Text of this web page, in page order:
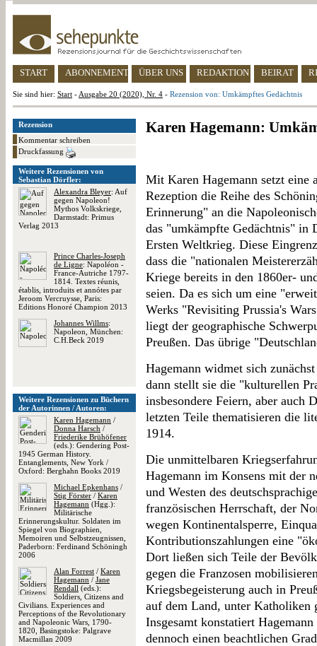
START ABONNEMENT ÜBER UNS REDAKTION BEIRAT
Sie sind hier: Start - Ausgabe 20 (2020), Nr. 4 - Rezension von: Umkämpftes Gedächtnis
Rezension
Kommentar schreiben
Druckfassung
Weitere Rezensionen von
Sebastian Dörfler:
Alexandra Bleyer: Auf
gegen Napoleon!
Mythos Volkskriege,
Darmstadt: Primus
Verlag 2013
Prince Charles-Joseph
de Ligne: Napoléon -
France-Autriche 1797-
1814. Textes réunis,
établis, introduits et annótes par
Jeroom Vercruysse, Paris:
Editions Honoré Champion 2013
Johannes Willms:
Napoleon, München:
C.H.Beck 2019
Weitere Rezensionen zu Büchern
der Autorinnen / Autoren:
Karen Hagemann /
Donna Harsch /
Friederike Brühöfener
(eds.): Gendering Post-
1945 German History.
Entanglements, New York /
Oxford: Berghahn Books 2019
Michael Epkenhans /
Stig Förster / Karen
Hagemann (Hgg.):
Militärische
Erinnerungskultur. Soldaten im
Spiegel von Biographien,
Memoiren und Selbstzeugnissen,
Paderborn: Ferdinand Schöningh
2006
Alan Forrest / Karen
Hagemann / Jane
Rendall (eds.):
Soldiers, Citizens and
Civilians. Experiences and
Perceptions of the Revolutionary
and Napoleonic Wars, 1790-
1820, Basingstoke: Palgrave
Macmillan 2009
Karen Hagemann:
Mit Karen Hagemann setzt eine
Rezeption die Reihe des
Erinnerung" an die
das "umkämpfte Gedächtnis" in
Ersten Weltkrieg. Diese
dass die "nationalen
Kriege bereits in den 1860er-
seien. Da es sich um eine
Werks "Revisiting Prussia's
liegt der geographische
Preußen. Das übrige
Hagemann widmet sich
dann stellt sie die "kulturellen
insbesondere Feiern, aber auch
letzten Teile thematisieren die
1914.
Die unmittelbaren
Hagemann im Konsens mit der
und Westen des
französischen Herrschaft, der
wegen Kontinentalsperre,
Kontributionszahlungen eine
Dort ließen sich Teile der
gegen die Franzosen
Kriegsbegeisterung auch in
auf dem Land, unter Katholiken
Insgesamt konstatiert
dennoch einen beachtlichen